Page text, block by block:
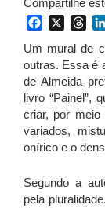
Compartilhe
Facebook
Um mural de
outras. Essa é
de Almeida
livro “Painel”,
criar, por meio
variados,
onírico e o
Segundo a
pela